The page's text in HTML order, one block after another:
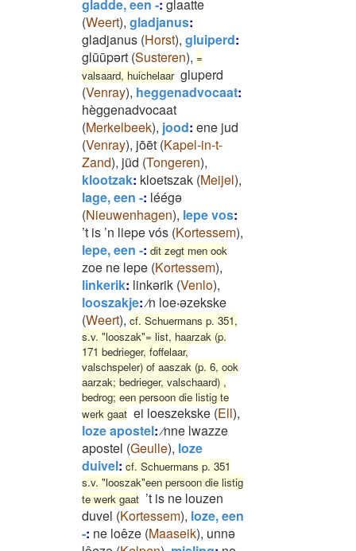
gladde, een -: glaatte
(Weert), gladjanus:
gladjanus (Horst), gluiperd:
glūūpərt (Susteren), =
valsaard, huichelaar gluperd
(Venray), heggenadvocaat:
hèggenadvocaat
(Merkelbeek), jood: ene jud
(Venray), jōēt (Kapel-in-t-
Zand), jüd (Tongeren),
klootzak: kloetszak (Meijel),
lage, een -: léégə
(Nieuwenhagen), lepe vos:
’t is ’n liepe vós (Kortessem),
lepe, een -: dit zegt men ook
zoe ne lepe (Kortessem),
linkerik: linkərik (Venlo),
looszakje: ⁄n loe‧əzekske
(Weert), cf. Schuermans p. 351,
s.v. "looszak"= list, haarzak (p.
171 bedrieger, foffelaar,
valschspeler) of aaszak (p. 6, ook
aarzak; bedrieger, valschaard) ,
bedrog; een persoon die listig te
werk gaat ei loeszekske (Ell),
loze apostel: ⁄nne lwazze
apostel (Geulle), loze
duivel: cf. Schuermans p. 351
s.v. "looszak"een persoon die listig
te werk gaat ’t is ne louzen
duvel (Kortessem), loze, een
-: ne loêze (Maaseik), unnə